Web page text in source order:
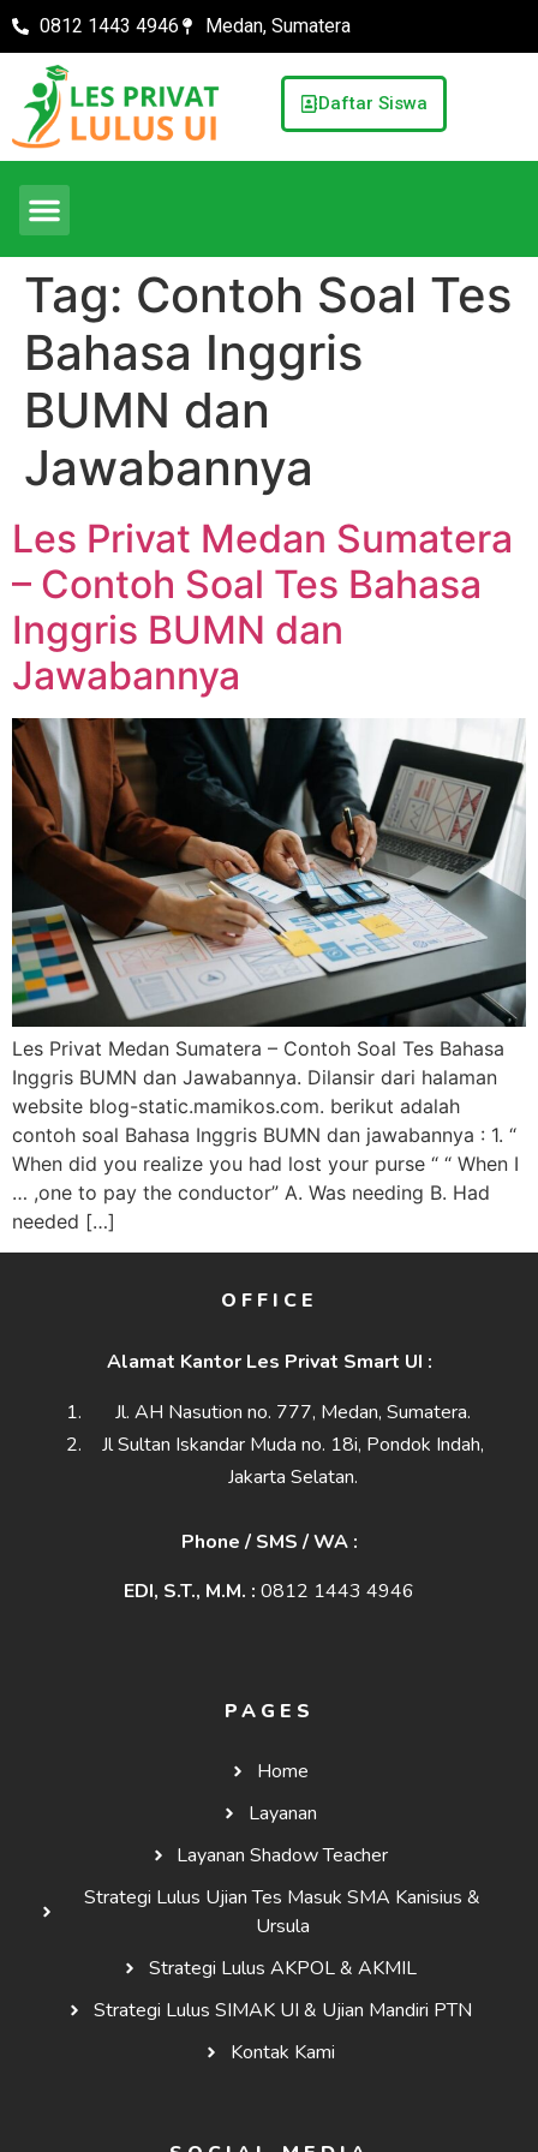
0812 1443 4946 Medan, Sumatera
Daftar Siswa
Tag: Contoh Soal Tes
Bahasa Inggris
BUMN dan
Jawabannya
Les Privat Medan Sumatera
– Contoh Soal Tes Bahasa
Inggris BUMN dan
Jawabannya
Les Privat Medan Sumatera – Contoh Soal Tes Bahasa
Inggris BUMN dan Jawabannya. Dilansir dari halaman
website blog-static.mamikos.com. berikut adalah
contoh soal Bahasa Inggris BUMN dan jawabannya : 1. “
When did you realize you had lost your purse “ “ When I
… ,one to pay the conductor” A. Was needing B. Had
needed […]
OFFICE
Alamat Kantor Les Privat Smart UI :
Jl. AH Nasution no. 777, Medan, Sumatera.
Jl Sultan Iskandar Muda no. 18i, Pondok Indah,
Jakarta Selatan.
Phone / SMS / WA :
EDI, S.T., M.M. : 0812 1443 4946
PAGES
Home
Layanan
Layanan Shadow Teacher
Strategi Lulus Ujian Tes Masuk SMA Kanisius &
Ursula
Strategi Lulus AKPOL & AKMIL
Strategi Lulus SIMAK UI & Ujian Mandiri PTN
Kontak Kami